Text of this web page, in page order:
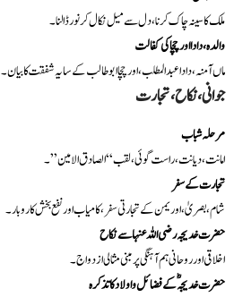
ملک کا سینہ چاک کرنا، دل سے میل نکال کر نور ڈالنا۔
والدہ، دادا اور چچا کی کفالت
ماں آمنہ، دادا عبدالمطلب، اور چچا ابوطالب کے سایہ شفقت کا بیان۔
جوانی، نکاح، تجارت
مرحلہ شباب
امانت، دیانت، راست گوئی، لقب “الصادق الامین”۔
تجارت کے سفر
شام، بصریٰ، اور یمن کے تجارتی سفر، کامیاب اور نفع بخش کاروبار۔
حضرت خدیجہ رضی اللہ عنہا سے نکاح
اخلاقی اور روحانی ہم آہنگی پر مبنی مثالی ازدواج۔
حضرت خدیجہؓ کے فضائل و اولاد کا تذکرہ